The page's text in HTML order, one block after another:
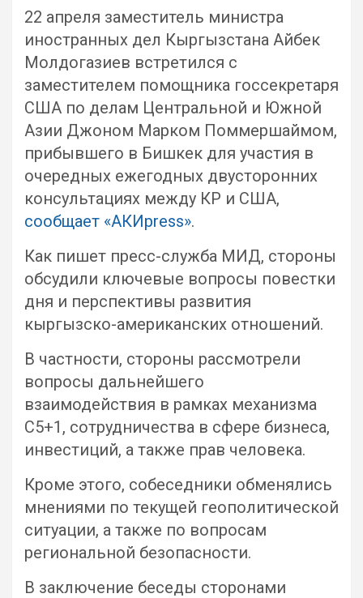
22 апреля заместитель министра
иностранных дел Кыргызстана Айбек
Молдогазиев встретился с
заместителем помощника госсекретаря
США по делам Центральной и Южной
Азии Джоном Марком Поммершаймом,
прибывшего в Бишкек для участия в
очередных ежегодных двусторонних
консультациях между КР и США,
сообщает «АКИpress».
Как пишет пресс-служба МИД, стороны
обсудили ключевые вопросы повестки
дня и перспективы развития
кыргызско-американских отношений.
В частности, стороны рассмотрели
вопросы дальнейшего
взаимодействия в рамках механизма
С5+1, сотрудничества в сфере бизнеса,
инвестиций, а также прав человека.
Кроме этого, собеседники обменялись
мнениями по текущей геополитической
ситуации, а также по вопросам
региональной безопасности.
В заключение беседы сторонами